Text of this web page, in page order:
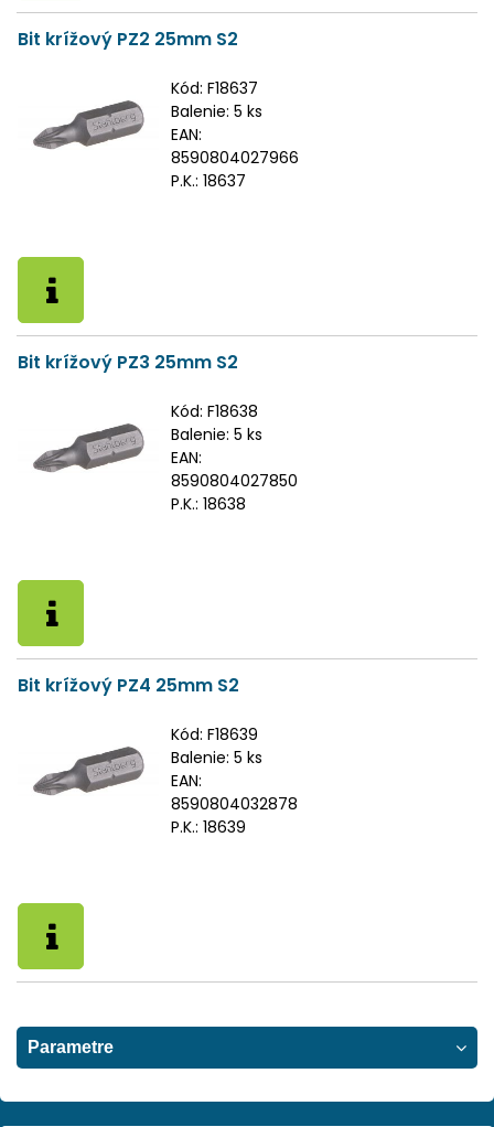
Bit krížový PZ2 25mm S2
Kód:F18637
Balenie: 5 ks
EAN:
8590804027966
P.K.: 18637
Bit krížový PZ3 25mm S2
Kód:F18638
Balenie: 5 ks
EAN:
8590804027850
P.K.: 18638
Bit krížový PZ4 25mm S2
Kód:F18639
Balenie: 5 ks
EAN:
8590804032878
P.K.: 18639
Parametre